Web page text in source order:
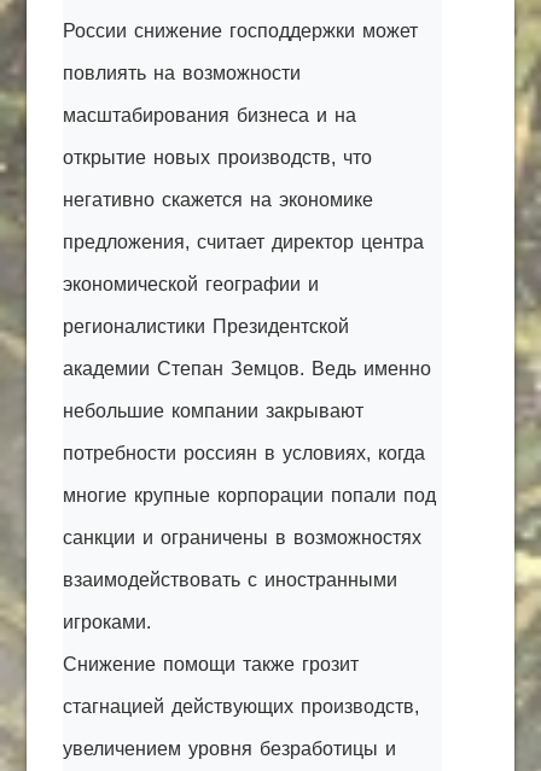
России снижение господдержки может
повлиять на возможности
масштабирования бизнеса и на
открытие новых производств, что
негативно скажется на экономике
предложения, считает директор центра
экономической географии и
регионалистики Президентской
академии Степан Земцов. Ведь именно
небольшие компании закрывают
потребности россиян в условиях, когда
многие крупные корпорации попали под
санкции и ограничены в возможностях
взаимодействовать с иностранными
игроками.
Снижение помощи также грозит
стагнацией действующих производств,
увеличением уровня безработицы и